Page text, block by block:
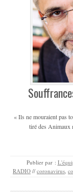
« Ils ne mouraient pas
tiré des Animaux
Publier par :
RADIO // coronavirus